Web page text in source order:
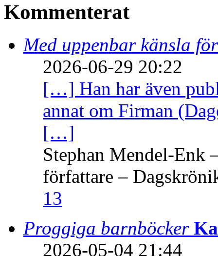
Kommenterat
Med uppenbar känsla
2026-06-29 20:22
[…] Han har även
annat om Firman
[…]
Stephan Mendel-Enk
författare –
13
Proggiga barnböcker
2026-05-04 21:44